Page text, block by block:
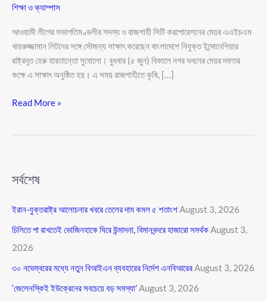
শিক্ষা ও ক্যাম্পাস
আওয়ামী লীগের সভাপতিমণ্ডলীর সদস্য ও রাজশাহী সিটি করপোরেশনের মেয়র এএইচএম
খায়রুজ্জামান লিটনের সঙ্গে সৌজন্য সাক্ষাৎ করেছেন বাংলাদেশে নিযুক্ত ইন্দোনেশিয়ার
রাষ্ট্রদূত হেরু হারতান্তো সুবোলো। বুধবার (৫ জুন) বিকালে নগর ভবনের মেয়র দফতর
কক্ষে এ সাক্ষাৎ অনুষ্ঠিত হয়। এ সময় রাজশাহীতে কৃষি, […]
Read More »
সর্বশেষ
ইরান-যুক্তরাষ্ট্র আলোচনার খবরে তেলের দাম কমল ৫ শতাংশAugust 3, 2026
চিলিতে পা রাখতেই ভোজিনহাকে ঘিরে উন্মাদনা, বিমানবন্দরে হাজারো সমর্থকAugust 3,
2026
৩০ নভেম্বরের মধ্যে নতুন বিআইএন ব্যবহারের নির্দেশ এনবিআরেরAugust 3, 2026
‘জেলেনস্কিই ইউক্রেনের সবচেয়ে বড় সমস্যা’ August 3, 2026